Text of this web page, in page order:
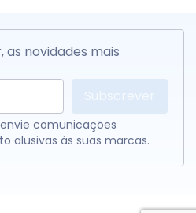
novidades mais
Subscrever
comunicações
alusivas às suas marcas.